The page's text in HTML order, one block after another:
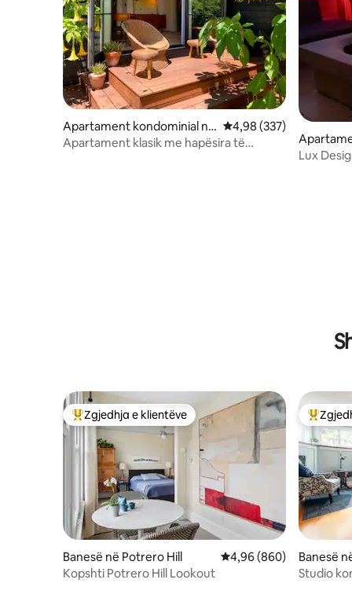
Apartament kondominial në
Berkeley
Vlerësimi mesatar 4,98
4,98 (337)
Apartament klasik me hapësira të
San
Lux
Më të mirat e zgjedhjeve të klientëve
Zgjedhja e klientëve
Banesë në Potrero Hill Vlerësimi mesatar 4,96
4,96 (860)
Kopshti Potrero Hill Lookout
Më të
Banesë
Studio